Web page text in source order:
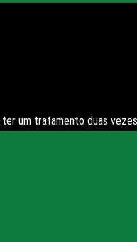
um tratamento duas